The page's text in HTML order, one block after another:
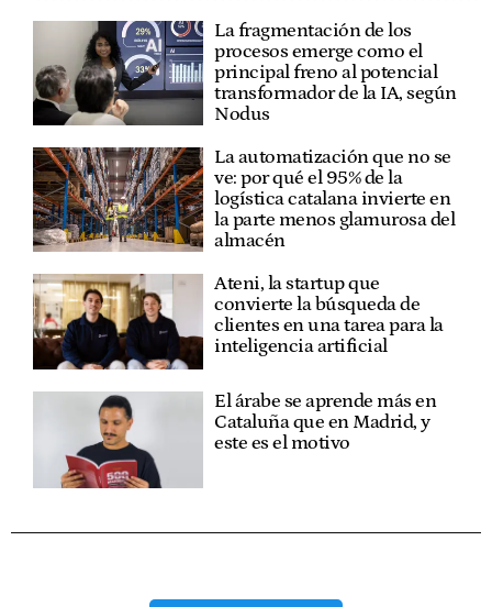
La fragmentación de los
procesos emerge como el
principal freno al potencial
transformador de la IA, según
Nodus
La automatización que no se
ve: por qué el 95% de la
logística catalana invierte en
la parte menos glamurosa del
almacén
Ateni, la startup que
convierte la búsqueda de
clientes en una tarea para la
inteligencia artificial
El árabe se aprende más en
Cataluña que en Madrid, y
este es el motivo